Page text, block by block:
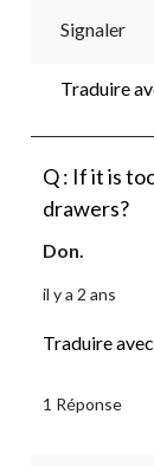
Signaler
Traduire
Q : If it is
drawers?
Don.
il y a 2 ans
Traduire
1 Réponse